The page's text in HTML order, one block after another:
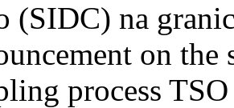
(SIDC) na
on
process